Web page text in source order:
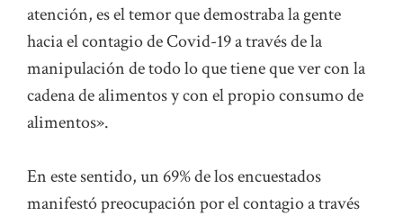
atención, es el temor que demostraba la gente
hacia el contagio de Covid-19 a través de la
manipulación de todo lo que tiene que ver con la
cadena de alimentos y con el propio consumo de
alimentos».
En este sentido, un 69% de los encuestados
manifestó preocupación por el contagio a través